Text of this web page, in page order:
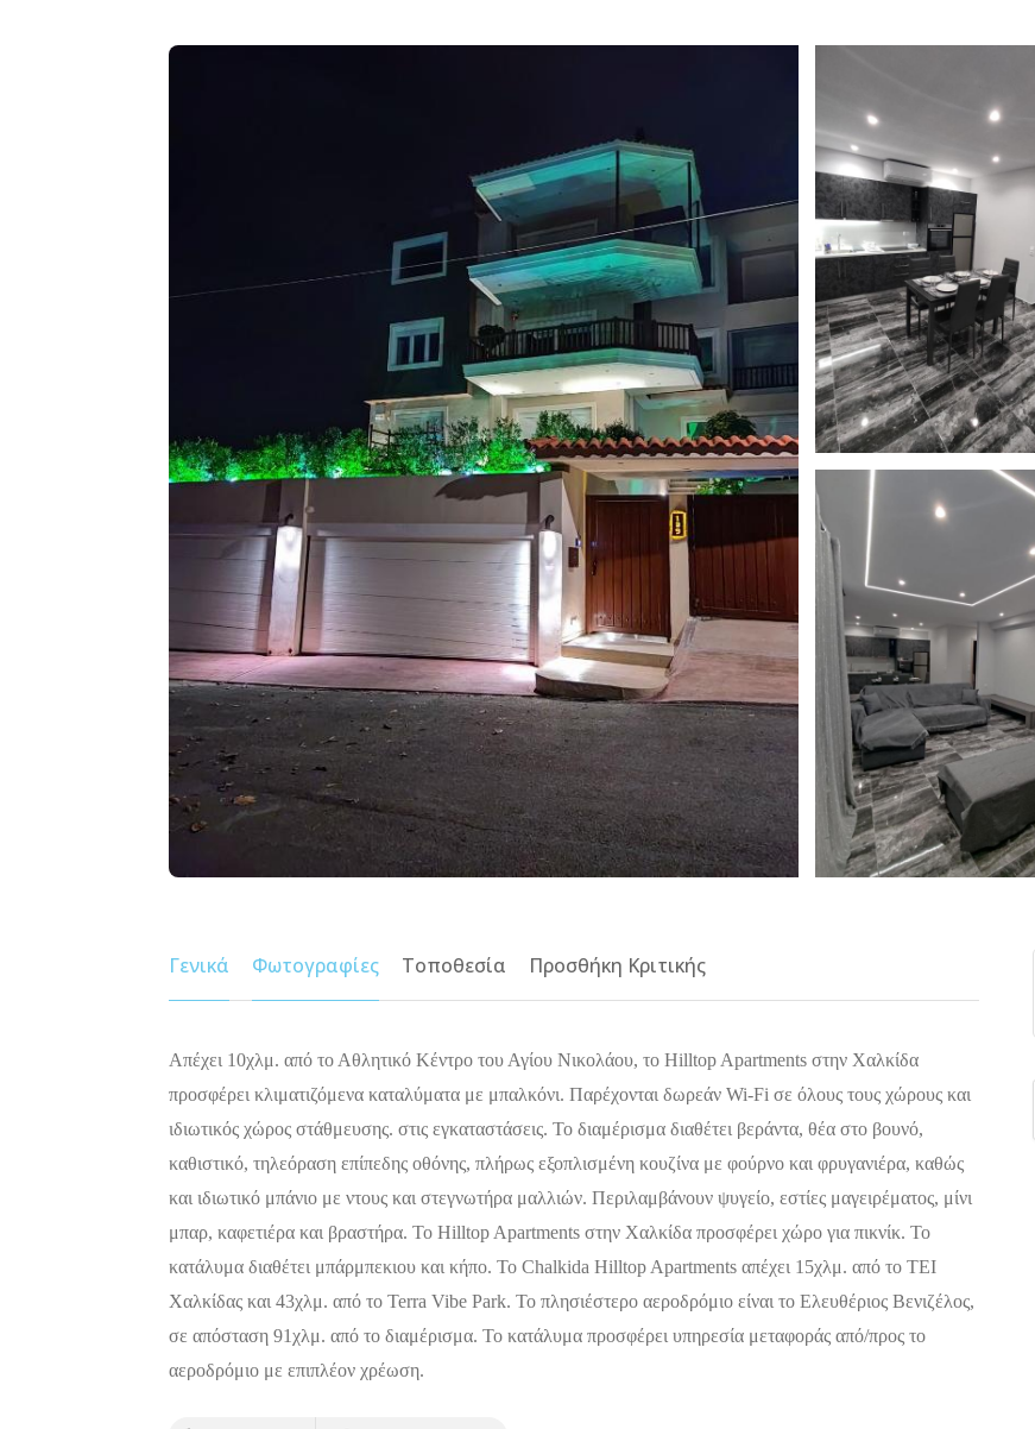
Γενικά Φωτογραφίες Τοποθεσία Προσθήκη Κριτικής
Απέχει 10χλμ. από το Αθλητικό Κέντρο του Αγίου Νικολάου, το Hilltop Apartments στην Χαλκίδα
προσφέρει κλιματιζόμενα καταλύματα με μπαλκόνι. Παρέχονται δωρεάν Wi-Fi σε όλους τους χώρους και
ιδιωτικός χώρος στάθμευσης. στις εγκαταστάσεις. Το διαμέρισμα διαθέτει βεράντα, θέα στο βουνό,
καθιστικό, τηλεόραση επίπεδης οθόνης, πλήρως εξοπλισμένη κουζίνα με φούρνο και φρυγανιέρα, καθώς
και ιδιωτικό μπάνιο με ντους και στεγνωτήρα μαλλιών. Περιλαμβάνουν ψυγείο, εστίες μαγειρέματος, μίνι
μπαρ, καφετιέρα και βραστήρα. Το Hilltop Apartments στην Χαλκίδα προσφέρει χώρο για πικνίκ. Το
κατάλυμα διαθέτει μπάρμπεκιου και κήπο. Το Chalkida Hilltop Apartments απέχει 15χλμ. από το ΤΕΙ
Χαλκίδας και 43χλμ. από το Terra Vibe Park. Το πλησιέστερο αεροδρόμιο είναι το Ελευθέριος Βενιζέλος,
σε απόσταση 91χλμ. από το διαμέρισμα. Το κατάλυμα προσφέρει υπηρεσία μεταφοράς από/προς το
αεροδρόμιο με επιπλέον χρέωση.